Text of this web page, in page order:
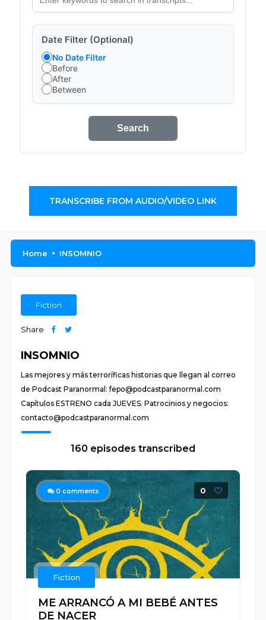
Date Filter (Optional)
No Date Filter
Before
After
Between
Search
TRANSCRIBE FROM AUDIO/VIDEO LINK
Home INSOMNIO
Fiction
Share
INSOMNIO
Las mejores y más terroríficas historias que llegan al correo
de Podcast Paranormal: fepo@podcastparanormal.com
Capítulos ESTRENO cada JUEVES. Patrocinios y negocios:
contacto@podcastparanormal.com
160 episodes transcribed
0 comments 0
Fiction
ME ARRANCÓ A MI BEBÉ ANTES
DE NACER